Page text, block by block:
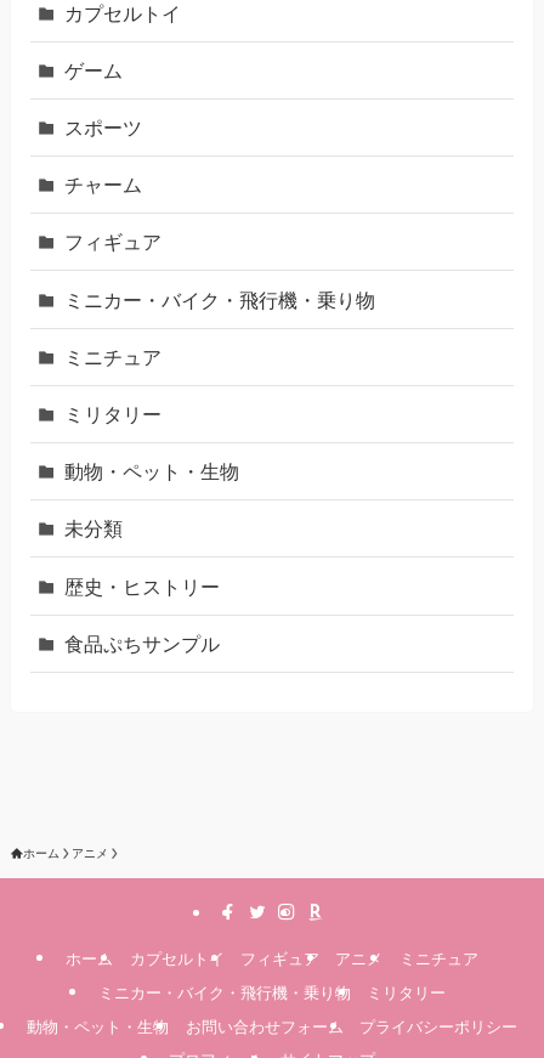
カプセルトイ
ゲーム
スポーツ
チャーム
フィギュア
ミニカー・バイク・飛行機・乗り物
ミニチュア
ミリタリー
動物・ペット・生物
未分類
歴史・ヒストリー
食品ぷちサンプル
ホーム アニメ
ホーム カプセルトイ フィギュア アニメ
ミニチュア
ミニカー・バイク・飛行機・乗り物
ミリタリー
動物・ペット・生物
お問い合わせフォーム
プライバシーポリシー